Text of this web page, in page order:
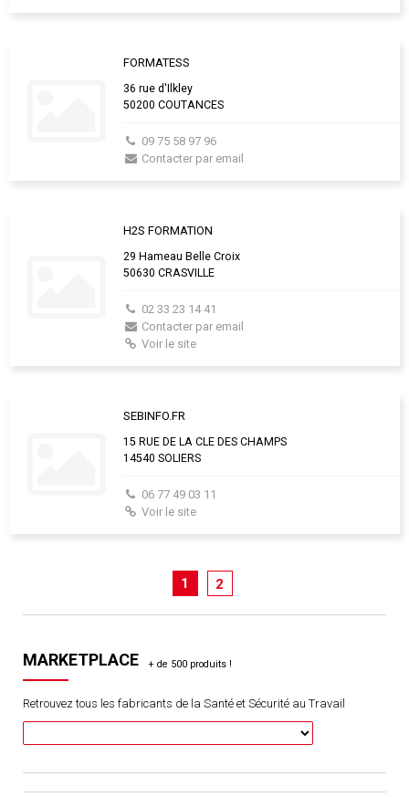
FORMATESS
36 rue d'Ilkley
50200 COUTANCES
09 75 58 97 96
Contacter par email
H2S FORMATION
29 Hameau Belle Croix
50630 CRASVILLE
02 33 23 14 41
Contacter par email
Voir le site
SEBINFO.FR
15 RUE DE LA CLE DES CHAMPS
14540 SOLIERS
06 77 49 03 11
Voir le site
1 2
MARKETPLACE
Retrouvez tous les fabricants de la Santé et Sécurité au Travail